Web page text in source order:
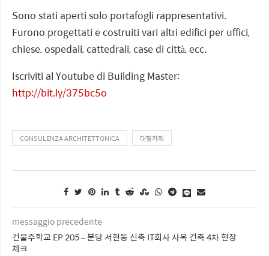
Sono stati aperti solo portafogli rappresentativi.
Furono progettati e costruiti vari altri edifici per uffici,
chiese, ospedali, cattedrali, case di città, ecc.
Iscriviti al Youtube di Building Master:
http://bit.ly/375bc5o
CONSULENZA ARCHITETTONICA 대형카페
messaggio precedente
건물주학교 EP 205 – 분당 서현동 신축 IT회사 사옥 건축 4차 현장
체크